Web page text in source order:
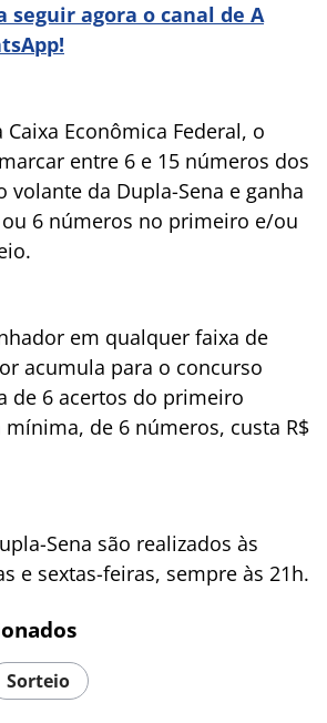
seguir agora o canal de A
Econômica Federal, o
entre 6 e 15 números dos
volante da Dupla-Sena e ganha
ou 6 números no primeiro e/ou
em qualquer faixa de
acumula para o concurso
de 6 acertos do primeiro
de 6 números, custa R$
Sena são realizados às
e sextas-feiras, sempre às 21h.
Sorteio